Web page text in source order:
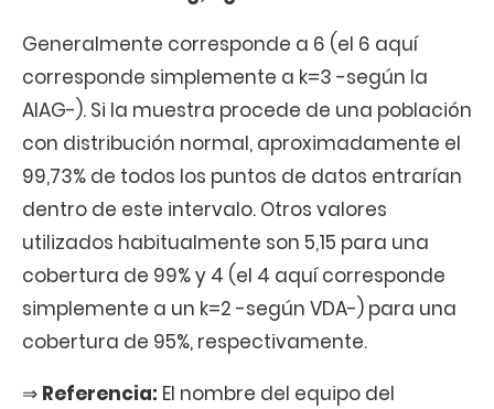
Generalmente corresponde a 6 (el 6 aquí
corresponde simplemente a k=3 -según la
AIAG-). Si la muestra procede de una población
con distribución normal, aproximadamente el
99,73% de todos los puntos de datos entrarían
dentro de este intervalo. Otros valores
utilizados habitualmente son 5,15 para una
cobertura de 99% y 4 (el 4 aquí corresponde
simplemente a un k=2 -según VDA-) para una
cobertura de 95%, respectivamente.
⇒ Referencia: El nombre del equipo del